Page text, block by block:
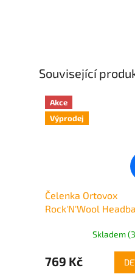
Související
Akce
Výprodej
Čelenka Ortovox
Rock'N'Wool
Skladem
769 Kč